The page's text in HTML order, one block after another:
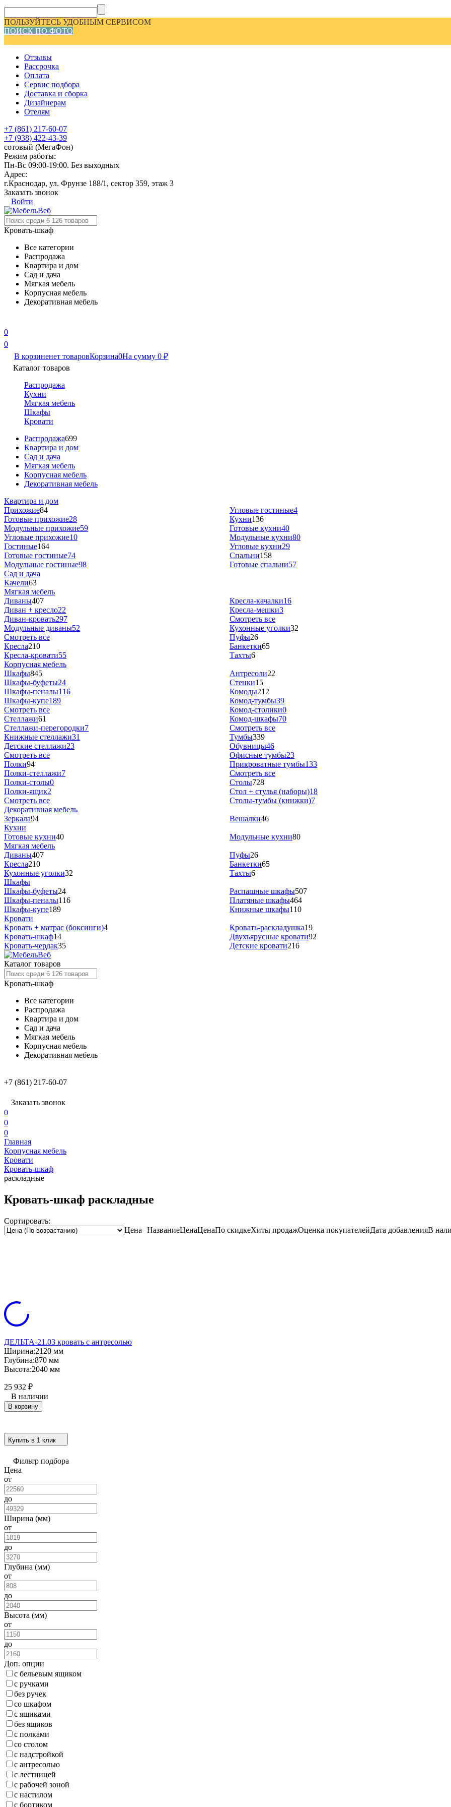
ПОЛЬЗУЙТЕСЬ УДОБНЫМ СЕРВИСОМ
ПОИСК ПО ФОТО
Отзывы
Рассрочка
Оплата
Сервис подбора
Доставка и сборка
Дизайнерам
Отелям
+7 (861) 217-60-07
+7 (938) 422-43-39
сотовый (МегаФон)
Режим работы:
Пн-Вс 09:00-19:00. Без выходных
Адрес:
г.Краснодар, ул. Фрунзе 188/1, сектор 359, этаж 3
Заказать звонок
Войти
Кровать-шкаф
Все категории
Распродажа
Квартира и дом
Сад и дача
Мягкая мебель
Корпусная мебель
Декоративная мебель
0
0
В корзиненет товаровКорзина0На сумму 0 ₽
Каталог товаров
Распродажа
Кухни
Мягкая мебель
Шкафы
Кровати
Распродажа699
Квартира и дом
Сад и дача
Мягкая мебель
Корпусная мебель
Декоративная мебель
Квартира и дом
Прихожие84
Готовые прихожие28
Модульные прихожие59
Угловые прихожие10
Гостиные164
Готовые гостиные74
Модульные гостиные98
Угловые гостиные4
Кухни136
Готовые кухни40
Модульные кухни80
Угловые кухни29
Спальни158
Готовые спальни57
Сад и дача
Качели63
Мягкая мебель
Диваны407
Диван + кресло22
Диван-кровать297
Модульные диваны52
Смотреть все
Кресла210
Кресла-кровати55
Кресла-качалки16
Кресла-мешки3
Смотреть все
Кухонные уголки32
Пуфы26
Банкетки65
Тахты6
Корпусная мебель
Шкафы845
Шкафы-буфеты24
Шкафы-пеналы116
Шкафы-купе189
Смотреть все
Стеллажи61
Стеллажи-перегородки7
Книжные стеллажи31
Детские стеллажи23
Смотреть все
Полки94
Полки-стеллажи7
Полки-столы0
Полки-ящик2
Смотреть все
Антресоли22
Стенки15
Комоды212
Комод-тумбы39
Комод-столики0
Комод-шкафы70
Смотреть все
Тумбы339
Обувницы46
Офисные тумбы23
Прикроватные тумбы133
Смотреть все
Столы728
Стол + стулья (наборы)18
Столы-тумбы (книжки)7
Декоративная мебель
Зеркала94 Вешалки46
Кухни
Готовые кухни40 Модульные кухни80
Мягкая мебель
Диваны407
Кресла210
Кухонные уголки32
Пуфы26
Банкетки65
Тахты6
Шкафы
Шкафы-буфеты24
Шкафы-пеналы116
Шкафы-купе189
Распашные шкафы507
Платяные шкафы464
Книжные шкафы110
Кровати
Кровать + матрас (боксинги)4
Кровать-шкаф14
Кровать-чердак35
Кровать-раскладушка19
Двухъярусные кровати92
Детские кровати216
Каталог товаров
Кровать-шкаф
Все категории
Распродажа
Квартира и дом
Сад и дача
Мягкая мебель
Корпусная мебель
Декоративная мебель
+7 (861) 217-60-07
Заказать звонок
0
0
0
Главная
Корпусная мебель
Кровати
Кровать-шкаф
раскладные
Кровать-шкаф раскладные
Сортировать:
Цена
НазваниеЦенаЦенаПо скидкеХиты продажОценка покупателейДата добавленияВ
ДЕЛЬТА-21.03 кровать с антресолью
Ширина:2120 мм
Глубина:870 мм
Высота:2040 мм
25 932 ₽
В наличии
В корзину
Купить в 1 клик
Фильтр подбора
Цена
от
до
Ширина (мм)
от
до
Глубина (мм)
от
до
Высота (мм)
от
до
Доп. опции
с бельевым ящиком
с ручками
без ручек
со шкафом
с ящиками
без ящиков
с полками
со столом
с надстройкой
с антресолью
с лестницей
с рабочей зоной
с настилом
с бортиком